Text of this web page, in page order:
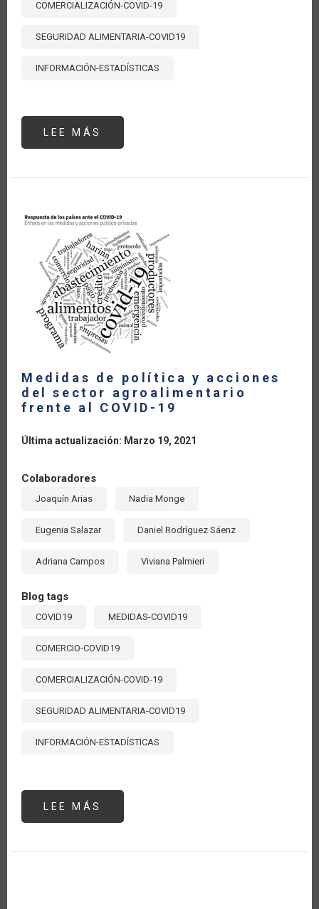
COMERCIALIZACIÓN-COVID-19
SEGURIDAD ALIMENTARIA-COVID19
INFORMACIÓN-ESTADÍSTICAS
LEE MÁS
SON
MÁS
UTILIZADOS
POR
LOS
PAÍSES
FRENTE
A
LA
PANDEMIA?
Medidas de política y acciones
del sector agroalimentario
frente al COVID-19
Última actualización: Marzo 19, 2021
Colaboradores
Joaquín Arias Nadia Monge
Eugenia Salazar Daniel Rodríguez Sáenz
Adriana Campos Viviana Palmieri
Blog tags
COVID19 MEDIDAS-COVID19
COMERCIO-COVID19
COMERCIALIZACIÓN-COVID-19
SEGURIDAD ALIMENTARIA-COVID19
INFORMACIÓN-ESTADÍSTICAS
LEE MÁS
DE